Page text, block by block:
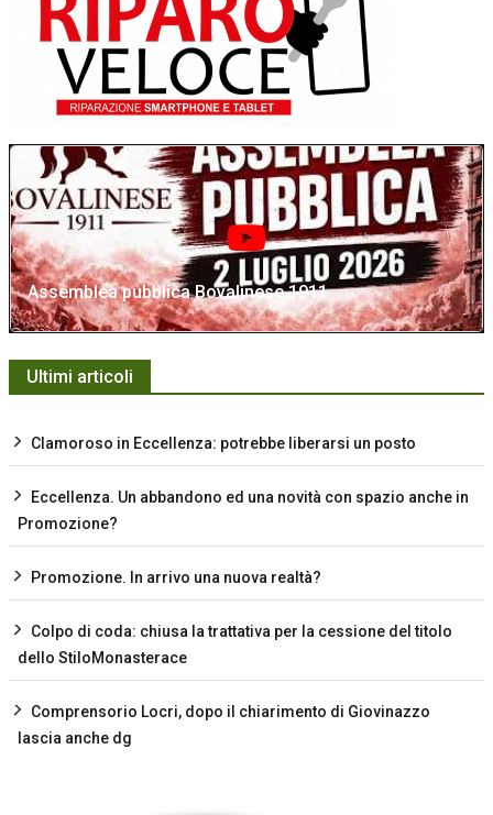
Assemblea pubblica Bovalinese 1911
Ultimi articoli
Clamoroso in Eccellenza: potrebbe liberarsi un posto
Eccellenza. Un abbandono ed una novità con spazio anche in
Promozione?
Promozione. In arrivo una nuova realtà?
Colpo di coda: chiusa la trattativa per la cessione del titolo
dello StiloMonasterace
Comprensorio Locri, dopo il chiarimento di Giovinazzo
lascia anche dg